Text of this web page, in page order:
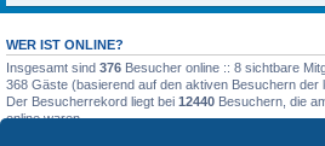
WER IST ONLINE?
Insgesamt sind 376 Besucher online :: 8 sichtbare
368 Gäste (basierend auf den aktiven Besuchern der
Der Besucherrekord liegt bei 12440 Besuchern, die
online waren.